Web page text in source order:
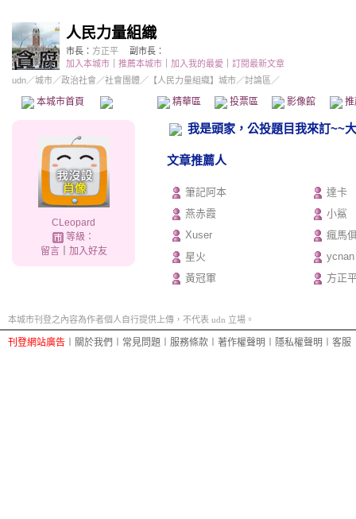
人民力量組織
市長： 方正平
副市長：
加入本城市
推薦本城市 加入我的最愛
訂閱最新文章
udn／城市／政治社會 ／社會團體／ 【人民力量組織】城市／討論區／
本城市首頁 精華區 投票區 影像館
CLeopard
等級：
留言｜ 加入好友
我是頭家，公投題目我來訂~~
文章推薦人
筆記阿本
達卡
燕赤霞
小鯊
Xuser
瘋馬
星火
ycnan
黃冠軍
方正
本城市刊登之內容為作者個人自行提供上傳，不代表 udn 立場。
刊登網站廣告 關於我們 常見問題 服務條款 著作權聲明 隱私權聲明 客服